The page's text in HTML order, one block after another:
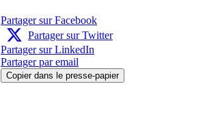
Partager sur Facebook
Partager sur Twitter
Partager sur LinkedIn
Partager par email
Copier dans le presse-papier